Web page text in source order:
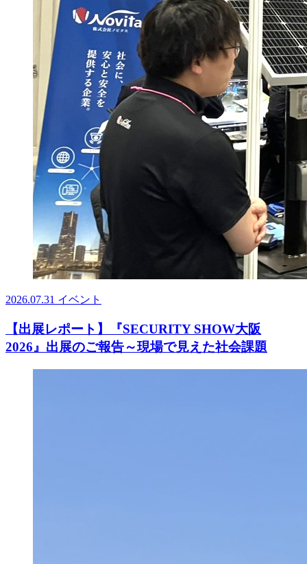
2026.07.31 イベント
【出展レポート】『SECURITY SHOW大阪
2026』出展のご報告～現場で見えた社会課題